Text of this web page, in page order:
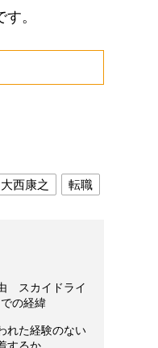
。
大西康之 転職
スカイドライ
の経緯
れた経験のない